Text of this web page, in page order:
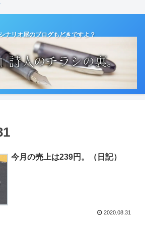
ナリオ屋のブログもどきですよ？
今月の売上は239円。（日記）
2020.08.31